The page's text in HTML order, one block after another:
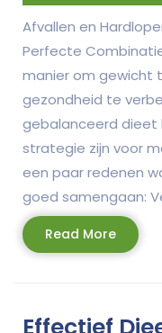
Afvallen en
Perfecte
manier om gewicht
gezondheid te
gebalanceerd dieet
strategie zijn voor
een paar redenen
goed samengaan:
Read MoreRead
More